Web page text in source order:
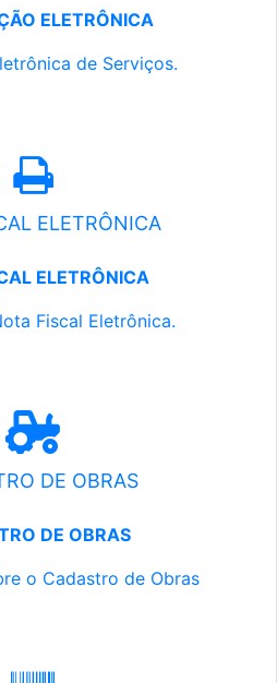
ELETRÔNICA
de Serviços.
ELETRÔNICA
ELETRÔNICA
Fiscal Eletrônica.
DE OBRAS
DE OBRAS
o Cadastro de Obras